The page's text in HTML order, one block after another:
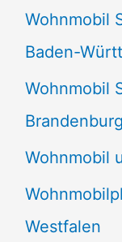
Wohnmobil
Baden-
Wohnmobil
Brandenburg
Wohnmobil
Westfalen